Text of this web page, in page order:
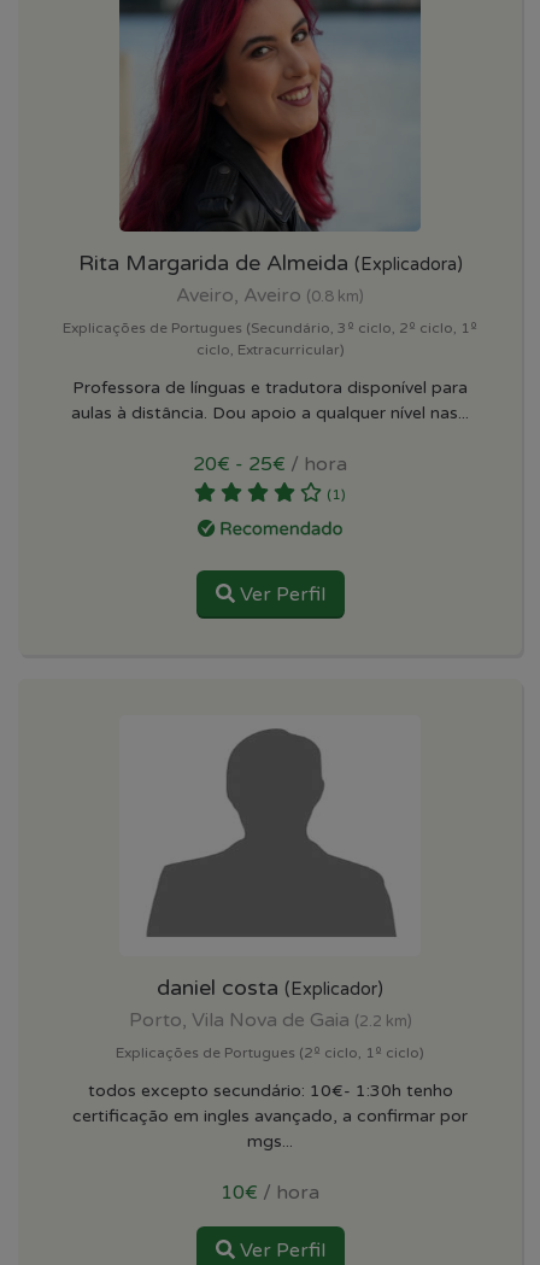
Rita Margarida de Almeida (Explicadora)
Aveiro, Aveiro (0.8 km)
Explicações de Portugues (Secundário, 3º ciclo, 2º ciclo, 1º
ciclo, Extracurricular)
Professora de línguas e tradutora disponível para
aulas à distância. Dou apoio a qualquer nível nas...
20€ - 25€ / hora
(1)
Ver Perfil
daniel costa (Explicador)
Porto, Vila Nova de Gaia (2.2 km)
Explicações de Portugues (2º ciclo, 1º ciclo)
todos excepto secundário: 10€- 1:30h tenho
certificação em ingles avançado, a confirmar por
mgs...
10€ / hora
Ver Perfil